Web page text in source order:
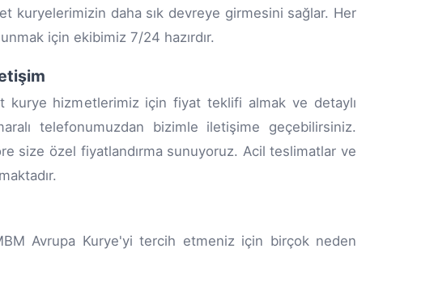
kuryelerimizin daha sık devreye girmesini sağlar. Her
için ekibimiz 7/24 hazırdır.
kurye hizmetlerimiz için fiyat teklifi almak ve detaylı
telefonumuzdan bizimle iletişime geçebilirsiniz.
size özel fiyatlandırma sunuyoruz. Acil teslimatlar ve
Avrupa Kurye'yi tercih etmeniz için birçok neden